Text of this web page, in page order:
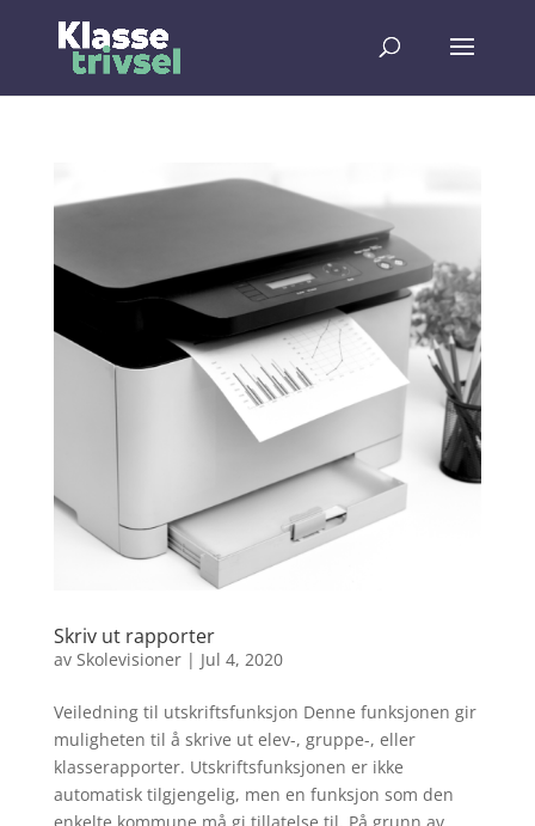
Skriv ut rapporter
av Skolevisioner| Jul 4, 2020
Veiledning til utskriftsfunksjon Denne funksjonen gir
muligheten til å skrive ut elev-, gruppe-, eller
klasserapporter. Utskriftsfunksjonen er ikke
automatisk tilgjengelig, men en funksjon som den